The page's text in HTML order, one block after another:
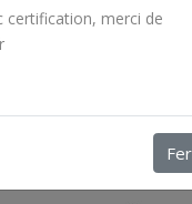
Fuel Hose
certification, merci de